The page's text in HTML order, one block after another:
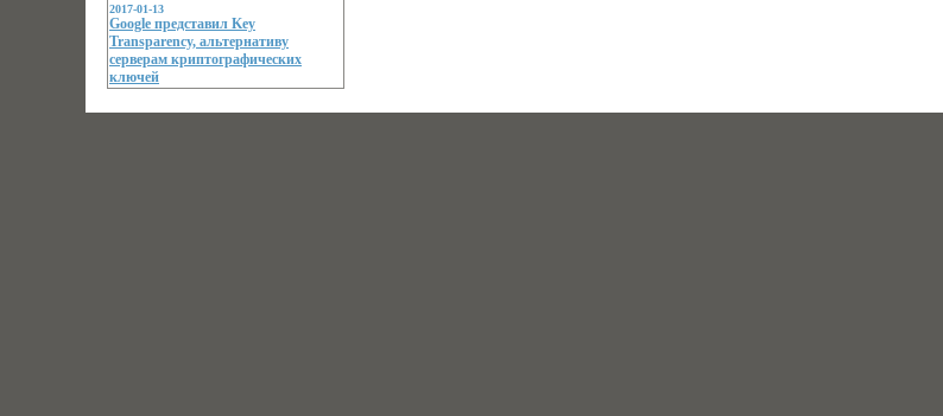
2017-01-13
Google представил Key
Transparency, альтернативу
серверам криптографических
ключей